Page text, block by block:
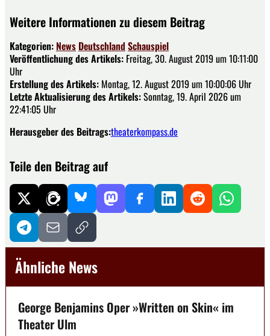
Weitere Informationen zu diesem Beitrag
Kategorien: News Deutschland Schauspiel
Veröffentlichung des Artikels: Freitag, 30. August 2019 um 10:11:00
Uhr
Erstellung des Artikels: Montag, 12. August 2019 um 10:00:06 Uhr
Letzte Aktualisierung des Artikels:Sonntag, 19. April 2026 um
22:41:05 Uhr
Herausgeber des Beitrags:theaterkompass.de
Teile den Beitrag auf
Ähnliche News
George Benjamins Oper »Written on Skin« im
Theater Ulm